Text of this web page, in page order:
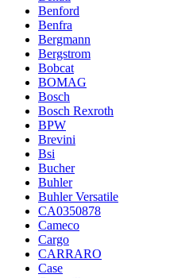
Benford
Benfra
Bergmann
Bergstrom
Bobcat
BOMAG
Bosch
Bosch Rexroth
BPW
Brevini
Bsi
Bucher
Buhler
Buhler Versatile
CA0350878
Cameco
Cargo
CARRARO
Case